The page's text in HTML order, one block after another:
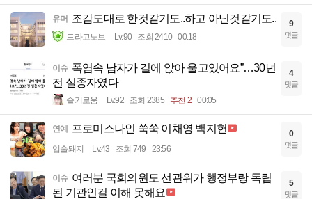
유머 조감도대로 한것같기도..하고 아닌것같기도..
드라고노브 Lv.90 조회 2410 00:18
9
댓글
이슈 폭염속 남자가 길에 앉아 울고있어요”…30년
전 실종자였다
슬기로움 Lv.92 조회 2385 추천 2 00:05
4
댓글
연예 프로미스나인 쑥쑥 이채영 백지헌
입술돼지 Lv.43 조회 749 23:56
0
댓글
이슈 여러분 국회의원도 선관위가 행정부랑 독립
된 기관인걸 이해 못해요
5
댓글